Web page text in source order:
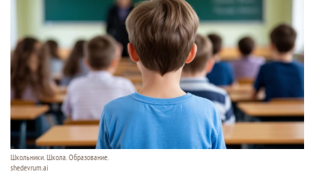
Школьники. Школа. Образование.
shedevrum.ai